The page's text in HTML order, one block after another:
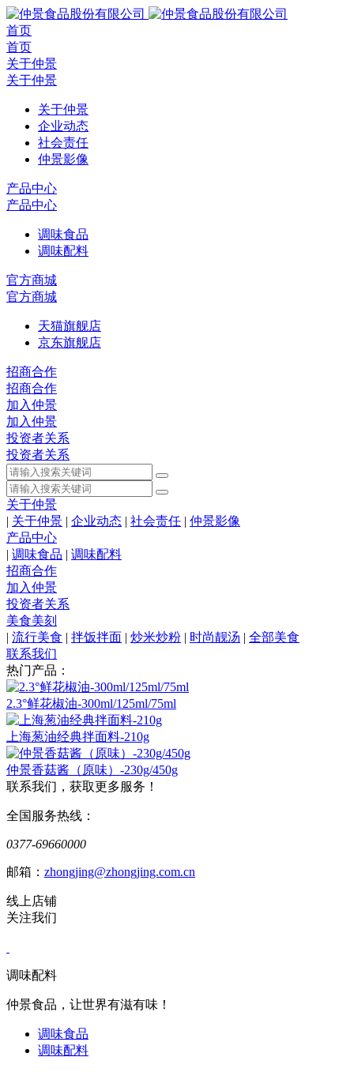
首页
首页
关于仲景
关于仲景
关于仲景
企业动态
社会责任
仲景影像
产品中心
产品中心
调味食品
调味配料
官方商城
官方商城
天猫旗舰店
京东旗舰店
招商合作
招商合作
加入仲景
加入仲景
投资者关系
投资者关系
关于仲景
| 关于仲景 | 企业动态 | 社会责任 | 仲景影像
产品中心
| 调味食品 | 调味配料
招商合作
加入仲景
投资者关系
美食美刻
| 流行美食 | 拌饭拌面 | 炒米炒粉 | 时尚靓汤 | 全部美食
联系我们
热门产品：
2.3°鲜花椒油-300ml/125ml/75ml
上海葱油经典拌面料-210g
仲景香菇酱（原味）-230g/450g
联系我们，获取更多服务！
全国服务热线：
0377-69660000
邮箱： zhongjing@zhongjing.com.cn
线上店铺
关注我们
调味配料
仲景食品，让世界有滋有味！
调味食品
调味配料